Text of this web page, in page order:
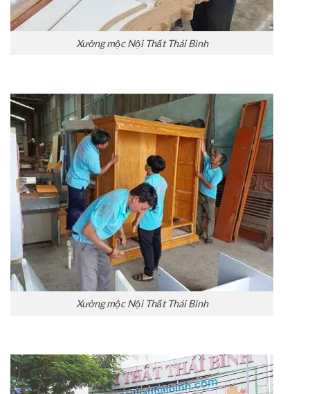
Xưởng mộc Nội Thất Thái Bình
Xưởng mộc Nội Thất Thái Bình